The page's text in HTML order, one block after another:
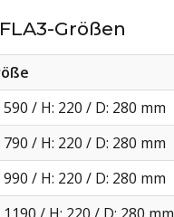
Größen
590 / H: 220 / D: 280 mm
790 / H: 220 / D: 280 mm
990 / H: 220 / D: 280 mm